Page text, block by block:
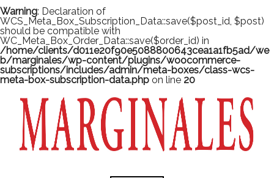
Warning: Declaration of
WCS_Meta_Box_Subscription_Data::save($post_id, $post)
should be compatible with
WC_Meta_Box_Order_Data::save($order_id) in
/home/clients/d011e20f90e5088800643cea1a1fb5ad/we
b/marginales/wp-content/plugins/woocommerce-
subscriptions/includes/admin/meta-boxes/class-wcs-
meta-box-subscription-data.php on line 20